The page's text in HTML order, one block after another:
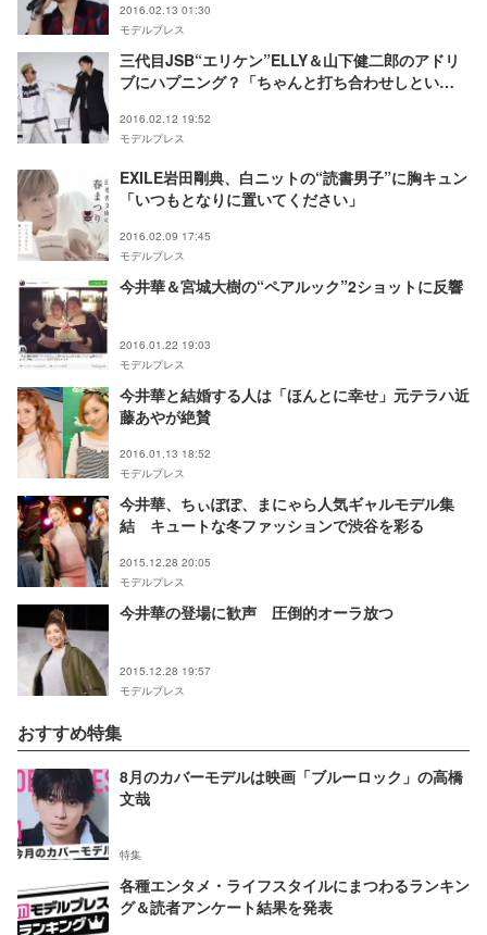
2016.02.13 01:30
モデルプレス
三代目JSB“エリケン”ELLY＆山下健二郎のアドリ
ブにハプニング？「ちゃんと打ち合わせしとい
2016.02.12 19:52
モデルプレス
EXILE岩田剛典、白ニットの“読書男子”に胸キュン
「いつもとなりに置いてください」
2016.02.09 17:45
モデルプレス
今井華＆宮城大樹の“ペアルック”2ショットに反響
2016.01.22 19:03
モデルプレス
今井華と結婚する人は「ほんとに幸せ」元テラハ近
藤あやが絶賛
2016.01.13 18:52
モデルプレス
今井華、ちぃぽぽ、まにゃら人気ギャルモデル集
結 キュートな冬ファッションで渋谷を彩る
2015.12.28 20:05
モデルプレス
今井華の登場に歓声 圧倒的オーラ放つ
2015.12.28 19:57
モデルプレス
おすすめ特集
8月のカバーモデルは映画「ブルーロック」の高橋
文哉
特集
各種エンタメ・ライフスタイルにまつわるランキン
グ＆読者アンケート結果を発表